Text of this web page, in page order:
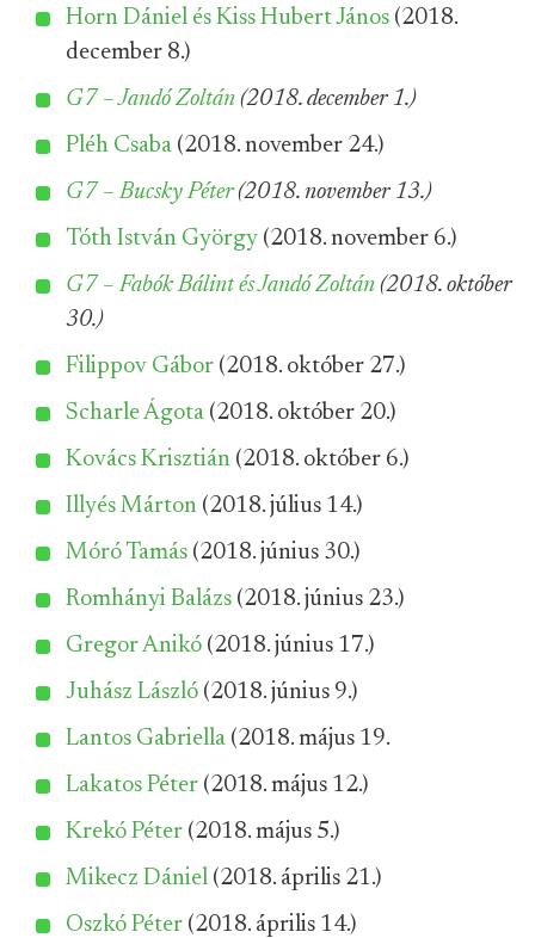
Horn Dániel és Kiss Hubert János (2018.
december 8.)
G7 – Jandó Zoltán (2018. december 1.)
Pléh Csaba (2018. november 24.)
G7 – Bucsky Péter(2018. november 13.)
Tóth István György (2018. november 6.)
G7 – Fabók Bálint és Jandó Zoltán (2018. október
30.)
Filippov Gábor (2018. október 27.)
Scharle Ágota (2018. október 20.)
Kovács Krisztián (2018. október 6.)
Illyés Márton (2018. július 14.)
Móró Tamás (2018. június 30.)
Romhányi Balázs (2018. június 23.)
Gregor Anikó (2018. június 17.)
Juhász László (2018. június 9.)
Lantos Gabriella (2018. május 19.
Lakatos Péter (2018. május 12.)
Krekó Péter (2018. május 5.)
Mikecz Dániel (2018. április 21.)
Oszkó Péter (2018. április 14.)